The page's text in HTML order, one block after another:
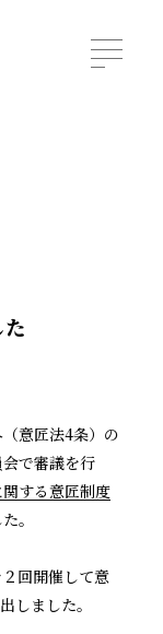
て
意匠法4条）の
で審議を行
する意匠制度
。
回開催して意
しました。